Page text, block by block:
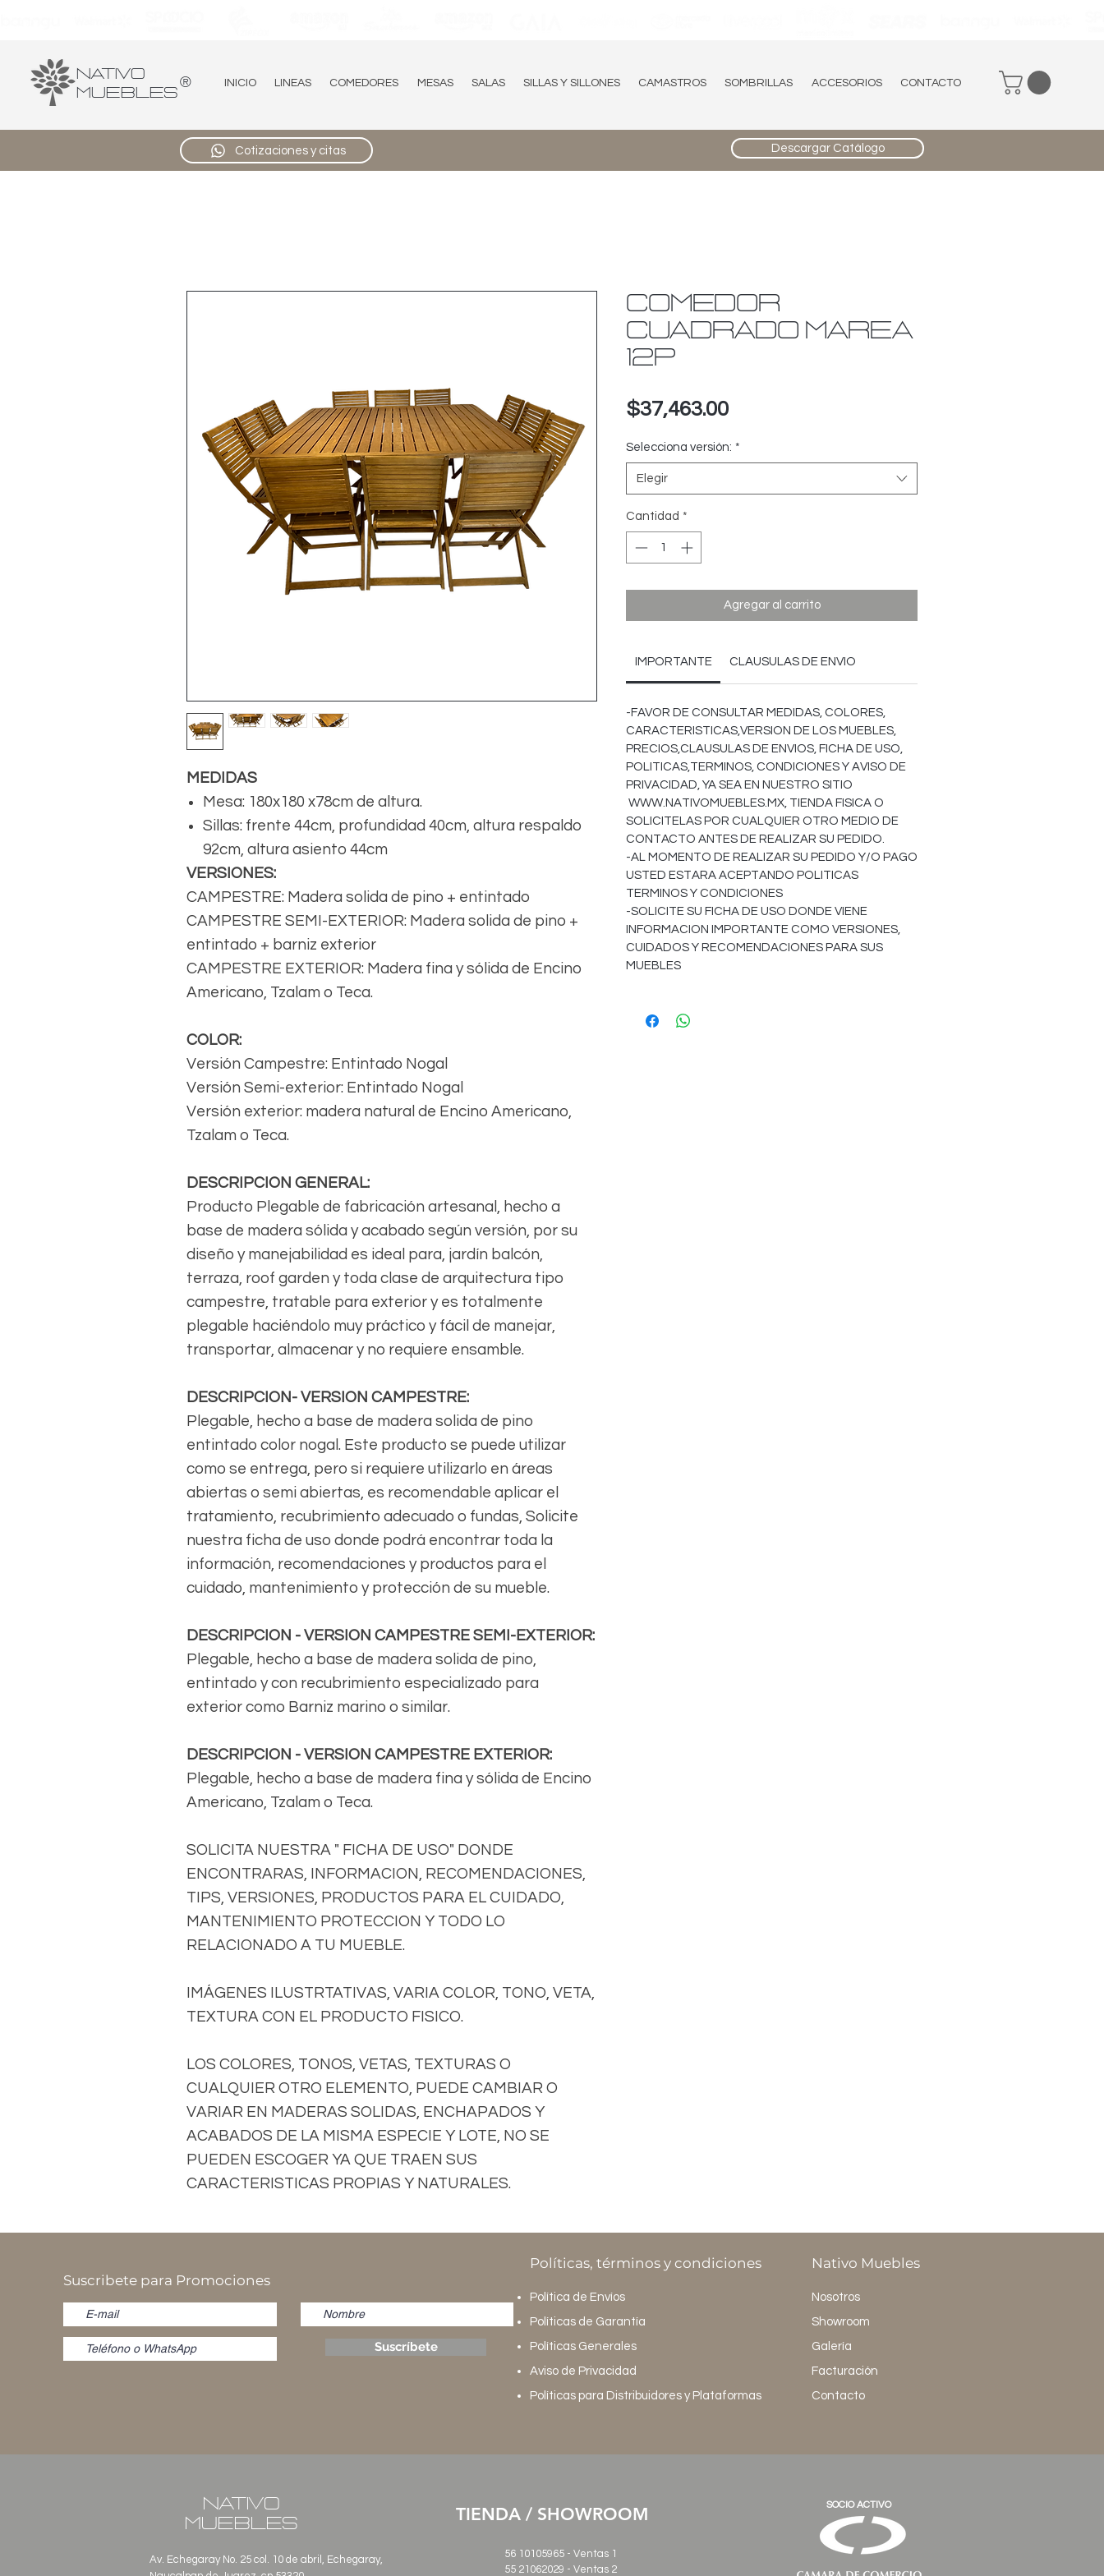
Nativo
Muebles
® INICIO LINEAS COMEDORES MESAS SALAS SILLAS Y SILLONES CAMASTROS SOMBRILLAS ACCESORIOS CONTACTO
Cotizaciones y citas Descargar Catálogo
MEDIDAS
Mesa: 180x180 x78cm de altura.
Sillas: frente 44cm, profundidad 40cm, altura respaldo
92cm, altura asiento 44cm
VERSIONES:
CAMPESTRE: Madera solida de pino + entintado
CAMPESTRE SEMI-EXTERIOR: Madera solida de pino +
entintado + barniz exterior
CAMPESTRE EXTERIOR: Madera fina y sólida de Encino
Americano, Tzalam o Teca.
COLOR:
Versión Campestre: Entintado Nogal
Versión Semi-exterior: Entintado Nogal
Versión exterior: madera natural de Encino Americano,
Tzalam o Teca.
DESCRIPCION GENERAL:
Producto Plegable de fabricación artesanal, hecho a
base de madera sólida y acabado según versión, por su
diseño y manejabilidad es ideal para, jardín balcón,
terraza, roof garden y toda clase de arquitectura tipo
campestre, tratable para exterior y es totalmente
plegable haciéndolo muy práctico y fácil de manejar,
transportar, almacenar y no requiere ensamble.
DESCRIPCION- VERSION CAMPESTRE:
Plegable, hecho a base de madera solida de pino
entintado color nogal. Este producto se puede utilizar
como se entrega, pero si requiere utilizarlo en áreas
abiertas o semi abiertas, es recomendable aplicar el
tratamiento, recubrimiento adecuado o fundas, Solicite
nuestra ficha de uso donde podrá encontrar toda la
información, recomendaciones y productos para el
cuidado, mantenimiento y protección de su mueble.
DESCRIPCION - VERSION CAMPESTRE SEMI-EXTERIOR:
Plegable, hecho a base de madera solida de pino,
entintado y con recubrimiento especializado para
exterior como Barniz marino o similar.
DESCRIPCION - VERSION CAMPESTRE EXTERIOR:
Plegable, hecho a base de madera fina y sólida de Encino
Americano, Tzalam o Teca.
SOLICITA NUESTRA " FICHA DE USO" DONDE
ENCONTRARAS, INFORMACION, RECOMENDACIONES,
TIPS, VERSIONES, PRODUCTOS PARA EL CUIDADO,
MANTENIMIENTO PROTECCION Y TODO LO
RELACIONADO A TU MUEBLE.
IMÁGENES ILUSTRTATIVAS, VARIA COLOR, TONO, VETA,
TEXTURA CON EL PRODUCTO FISICO.
LOS COLORES, TONOS, VETAS, TEXTURAS O
CUALQUIER OTRO ELEMENTO, PUEDE CAMBIAR O
VARIAR EN MADERAS SOLIDAS, ENCHAPADOS Y
ACABADOS DE LA MISMA ESPECIE Y LOTE, NO SE
PUEDEN ESCOGER YA QUE TRAEN SUS
CARACTERISTICAS PROPIAS Y NATURALES.
COMEDOR
CUADRADO MAREA
12P
$37,463.00Precio
Selecciona versión: *
Elegir
Cantidad *
Agregar al carrito
IMPORTANTE CLAUSULAS DE ENVIO
-FAVOR DE CONSULTAR MEDIDAS, COLORES,
CARACTERISTICAS,VERSION DE LOS MUEBLES,
PRECIOS,CLAUSULAS DE ENVIOS, FICHA DE USO,
POLITICAS,TERMINOS, CONDICIONES Y AVISO DE
PRIVACIDAD, YA SEA EN NUESTRO SITIO
WWW.NATIVOMUEBLES.MX, TIENDA FISICA O
SOLICITELAS POR CUALQUIER OTRO MEDIO DE
CONTACTO ANTES DE REALIZAR SU PEDIDO.
-AL MOMENTO DE REALIZAR SU PEDIDO Y/O PAGO
USTED ESTARA ACEPTANDO POLITICAS
TERMINOS Y CONDICIONES
-SOLICITE SU FICHA DE USO DONDE VIENE
INFORMACION IMPORTANTE COMO VERSIONES,
CUIDADOS Y RECOMENDACIONES PARA SUS
MUEBLES
Suscribete para Promociones
Suscríbete
Políticas, términos y condiciones Nativo Muebles
Nosotros
Showroom
Galería
Facturación
Contacto
Política de Envíos
Políticas de Garantía
Políticas Generales
Aviso de Privacidad
Políticas para Distribuidores y Plataformas
NATIVO
MUEBLES
Av. Echegaray No. 25 col. 10 de abril, Echegaray,
TIENDA / SHOWROOM
56 10105965 - Ventas 1
55 21062029 - Ventas 2
SOCIO ACTIVO